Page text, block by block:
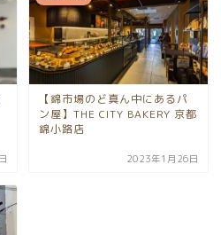
【錦市場のど真ん中にあるパ
ン屋】THE CITY BAKERY 京都
錦小路店
2023年1月26日